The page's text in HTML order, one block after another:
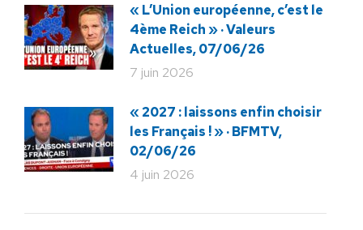
« L’Union européenne, c’est le
4ème Reich » · Valeurs
Actuelles, 07/06/26
7 juin 2026
« 2027 : laissons enfin choisir
les Français ! » · BFMTV,
02/06/26
4 juin 2026